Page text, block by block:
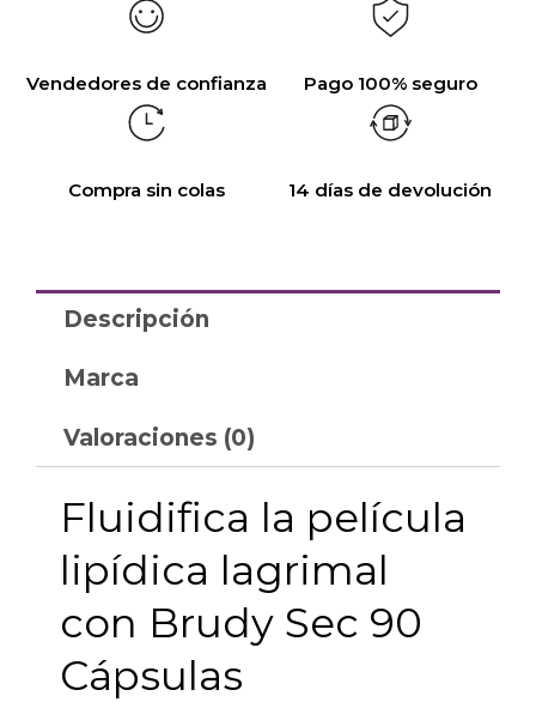
Vendedores de confianza Pago 100% seguro
Compra sin colas 14 días de devolución
Descripción
Marca
Valoraciones (0)
Fluidifica la película
lipídica lagrimal
con Brudy Sec 90
Cápsulas